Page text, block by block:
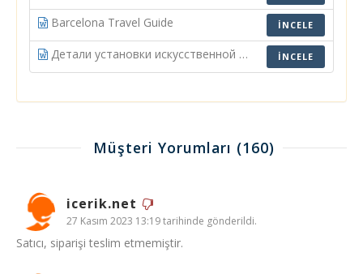
Barcelona Travel Guide İNCELE
Детали установки искусственной травы İNCELE
Müşteri Yorumları (160)
icerik.net
27 Kasım 2023 13:19 tarihinde gönderildi.
Satıcı, siparişi teslim etmemiştir.